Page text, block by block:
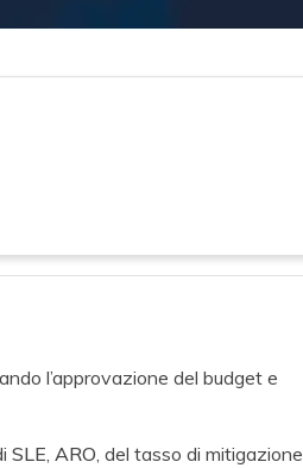
l’approvazione del budget e
SLE, ARO, del tasso di mitigazione